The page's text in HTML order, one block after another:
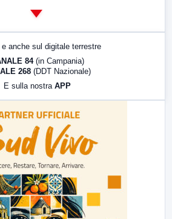
LabNews (replica)
e anche sul digitale terrestre
84 (in Campania)
268 (DDT Nazionale)
E sulla nostra APP